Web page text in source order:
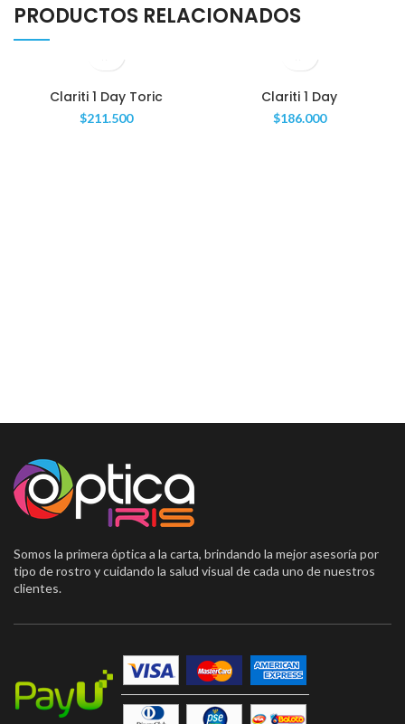
PRODUCTOS RELACIONADOS
Clariti 1 Day Toric
$211.500
Clariti 1 Day
$186.000
Somos la primera óptica a la carta, brindando la mejor asesoría por
tipo de rostro y cuidando la salud visual de cada uno de nuestros
clientes.